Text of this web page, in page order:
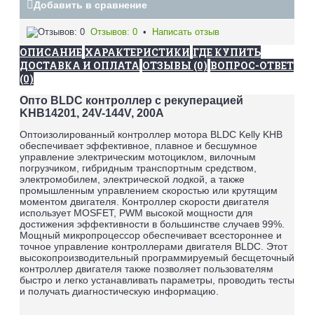
Добавить в сравнение
Отзывов: 0 • Написать отзыв
ОПИСАНИЕ ХАРАКТЕРИСТИКИ ГДЕ КУПИТЬ
ДОСТАВКА И ОПЛАТА ОТЗЫВЫ (0) ВОПРОС-ОТВЕТ
(0)
Опто BLDC контроллер с рекуперацией
KHB14201, 24V-144V, 200A
Оптоизолированный контроллер мотора BLDC Kelly KHB
обеспечивает эффективное, плавное и бесшумное
управление электрическим мотоциклом, вилочным
погрузчиком, гибридным транспортным средством,
электромобилем, электрической лодкой, а также
промышленным управлением скоростью или крутящим
моментом двигателя. Контроллер скорости двигателя
использует MOSFET, PWM высокой мощности для
достижения эффективности в большинстве случаев 99%.
Мощный микропроцессор обеспечивает всестороннее и
точное управление контроллерами двигателя BLDC. Этот
высокопроизводительный программируемый бесщеточный
контроллер двигателя также позволяет пользователям
быстро и легко устанавливать параметры, проводить тесты
и получать диагностическую информацию.